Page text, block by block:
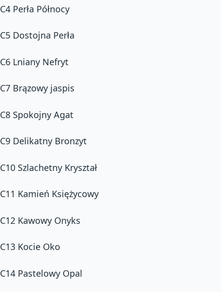
C4 Perła Północy
C5 Dostojna Perła
C6 Lniany Nefryt
C7 Brązowy jaspis
C8 Spokojny Agat
C9 Delikatny Bronzyt
C10 Szlachetny Kryształ
C11 Kamień Księżycowy
C12 Kawowy Onyks
C13 Kocie Oko
C14 Pastelowy Opal